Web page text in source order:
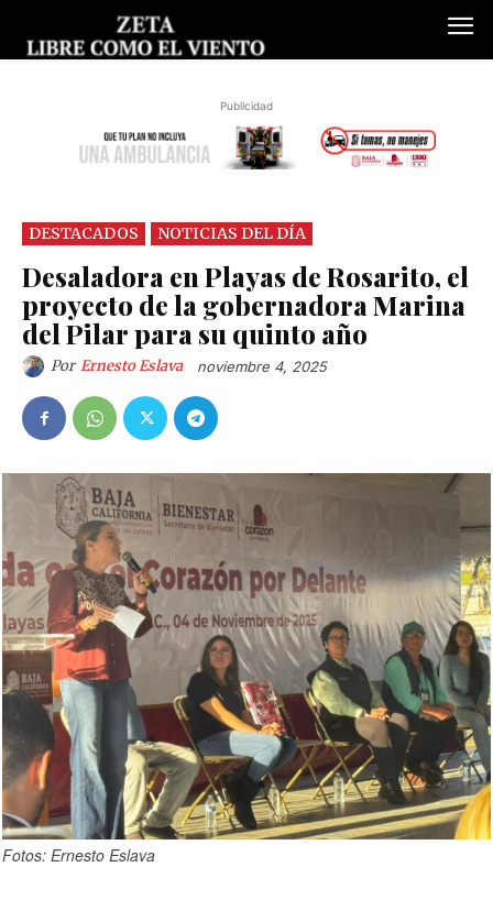
Publicidad
DESTACADOS NOTICIAS DEL DÍA
Desaladora en Playas de Rosarito, el
proyecto de la gobernadora Marina
del Pilar para su quinto año
Por Ernesto Eslava noviembre 4, 2025
Fotos: Ernesto Eslava